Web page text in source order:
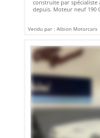
construite par spécialiste
depuis. Moteur neuf 190
Vendu par : Albion Motorcars